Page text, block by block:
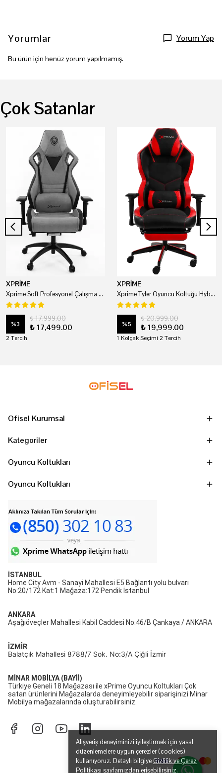
Alışveriş deneyiminizi iyileştirmek için yasal
düzenlemelere uygun çerezler (cookies)
kullanıyoruz. Detaylı bilgiye Gizlilik ve Çerez
Politikası sayfamızdan erişebilirsiniz.
Yorumlar Yorum Yap
Bu ürün için henüz yorum yapılmamış.
Çok Satanlar
XPRİME
Xprime Soft Profesyonel Çalışma Ve Oyuncu Koltuğu
%3
₺ 17,999.00
₺ 17,499.00
2 Tercih
XPRİME
Xprime Tyler Oyuncu Koltuğu Hybrid Kumaş Kırmızı
%5
₺ 20,999.00
₺ 19,999.00
1 Kolçak Seçimi 2 Tercih
Ofisel Kurumsal
Kategoriler
Oyuncu Koltukları
Oyuncu Koltukları
İSTANBUL
Home City Avm - Sanayi Mahallesi E5 Bağlantı yolu bulvarı
No:20/172 Kat:1 Mağaza:172 Pendik İstanbul
ANKARA
Aşağıöveçler Mahallesi Kabil Caddesi No:46/B Çankaya / ANKARA
İZMİR
Balatçık Mahallesi 8788/7 Sok. No:3/A Çiğli İzmir
MİNAR MOBİLYA (BAYİİ)
Türkiye Geneli 18 Mağazası ile xPrime Oyuncu Koltukları Çok
satan ürünlerini Mağazalarda deneyimleyebilir siparişinizi Minar
Mobilya mağazalarında oluşturabilirsiniz.